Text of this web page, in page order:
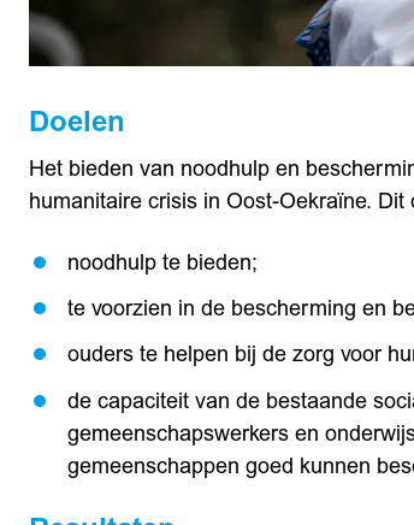
Doelen
Het bieden van noodhulp en
humanitaire crisis in Oost-Oekraïne. Dit
noodhulp te bieden;
te voorzien in de bescherming en
ouders te helpen bij de zorg voor
de capaciteit van de bestaande
gemeenschapswerkers en
gemeenschappen goed kunnen